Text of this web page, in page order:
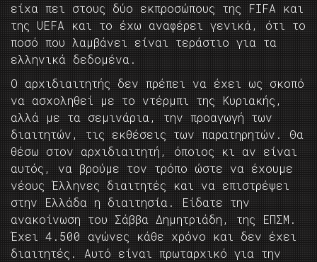
είχα πει στους δύο εκπροσώπους της FIFA και
της UEFA και το έχω αναφέρει γενικά, ότι το
ποσό που λαμβάνει είναι τεράστιο για τα
ελληνικά δεδομένα.
Ο αρχιδιαιτητής δεν πρέπει να έχει ως σκοπό
να ασχοληθεί με το ντέρμπι της Κυριακής,
αλλά με τα σεμινάρια, την προαγωγή των
διαιτητών, τις εκθέσεις των παρατηρητών. Θα
θέσω στον αρχιδιαιτητή, όποιος κι αν είναι
αυτός, να βρούμε τον τρόπο ώστε να έχουμε
νέους Έλληνες διαιτητές και να επιστρέψει
στην Ελλάδα η διαιτησία. Είδατε την
ανακοίνωση του Σάββα Δημητριάδη, της ΕΠΣΜ.
Έχει 4.500 αγώνες κάθε χρόνο και δεν έχει
διαιτητές. Αυτό είναι πρωταρχικό για την